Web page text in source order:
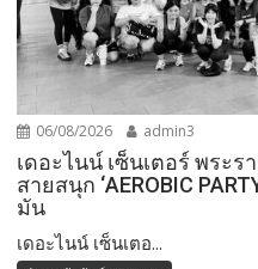
06/08/2026 admin3
เดอะไนน์ เซ็นเตอร์ พระ
สายสนุก ‘AEROBIC
มัน
เดอะไนน์ เซ็นเตอ...